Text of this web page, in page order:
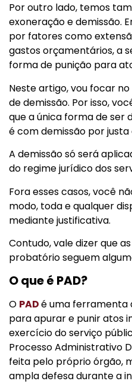
Por outro lado, temos
exoneração e demissão.
por fatores como
gastos orçamentários, a
forma de punição para
Neste artigo, vou focar
de demissão. Por isso,
que a única forma de ser
é com demissão por justa
A demissão só será
do regime jurídico dos
Fora esses casos, você
modo, toda e qualquer
mediante justificativa.
Contudo, vale dizer que
probatório seguem
O que é PAD?
O PADé uma ferramenta
para apurar e punir atos
exercício do serviço
Processo Administrativo
feita pelo próprio órgão,
ampla defesa durante a